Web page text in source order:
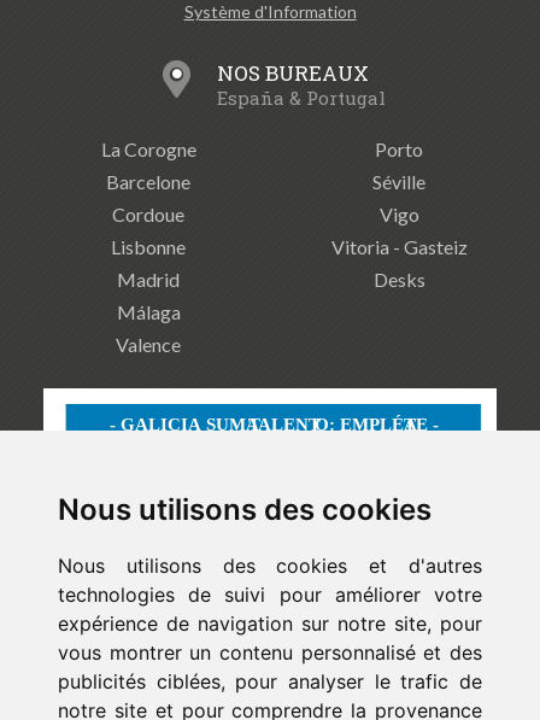
Nous utilisons des cookies
Nous utilisons des cookies et d'autres
technologies de suivi pour améliorer votre
expérience de navigation sur notre site, pour
vous montrer un contenu personnalisé et des
publicités ciblées, pour analyser le trafic de
notre site et pour comprendre la provenance
Système d'Information
NOS BUREAUX
España & Portugal
La Corogne
Barcelone
Cordoue
Lisbonne
Madrid
Málaga
Valence
Porto
Séville
Vigo
Vitoria - Gasteiz
Desks